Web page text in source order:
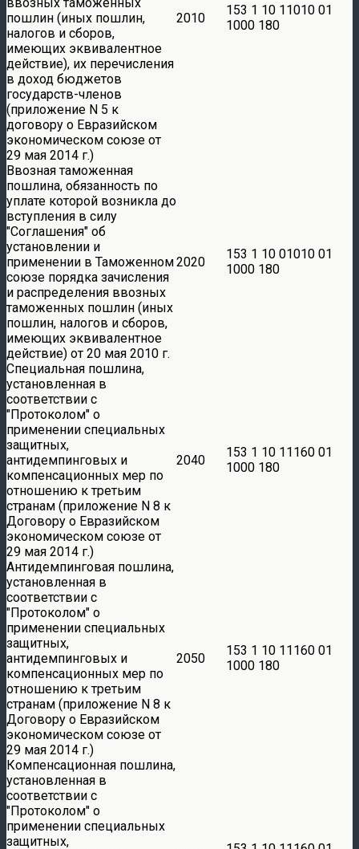
пошлин (иных пошлин,
налогов и сборов,
имеющих эквивалентное
действие), их перечисления
в доход бюджетов
государств-членов
(приложение N 5 к
договору о Евразийском
экономическом союзе от
29 мая 2014 г.)
2010
153 1 10 11010 01
1000 180
Ввозная таможенная
пошлина, обязанность по
уплате которой возникла до
вступления в силу
Соглашения об
установлении и
применении в Таможенном
союзе порядка зачисления
и распределения ввозных
таможенных пошлин (иных
пошлин, налогов и сборов,
имеющих эквивалентное
действие) от 20 мая 2010 г.
2020
153 1 10 01010 01
1000 180
Специальная пошлина,
установленная в
соответствии с
Протоколом о
применении специальных
защитных,
антидемпинговых и
компенсационных мер по
отношению к третьим
странам (приложение N 8 к
Договору о Евразийском
экономическом союзе от
29 мая 2014 г.)
2040
153 1 10 11160 01
1000 180
Антидемпинговая пошлина,
установленная в
соответствии с
Протоколом о
применении специальных
защитных,
антидемпинговых и
компенсационных мер по
отношению к третьим
странам (приложение N 8 к
Договору о Евразийском
экономическом союзе от
29 мая 2014 г.)
2050
153 1 10 11160 01
1000 180
Компенсационная пошлина,
установленная в
соответствии с
Протоколом о
применении специальных
защитных,